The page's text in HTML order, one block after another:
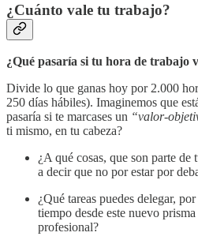
¿Cuánto vale tu trabajo?
¿Qué pasaría si tu hora de trabajo
Divide lo que ganas hoy por 2.000
250 días hábiles). Imaginemos que
pasaría si te marcases un “valor-
ti mismo, en tu cabeza?
¿A qué cosas, que son parte de
a decir que no por estar por
¿Qué tareas puedes delegar,
tiempo desde este nuevo
profesional?